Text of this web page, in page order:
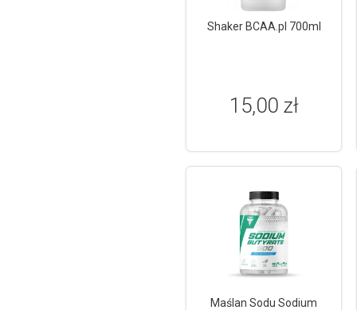
Shaker BCAA.pl 700ml
15,00 zł
Maślan Sodu Sodium